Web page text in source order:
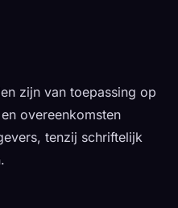
zijn van toepassing op
overeenkomsten
tenzij schriftelijk